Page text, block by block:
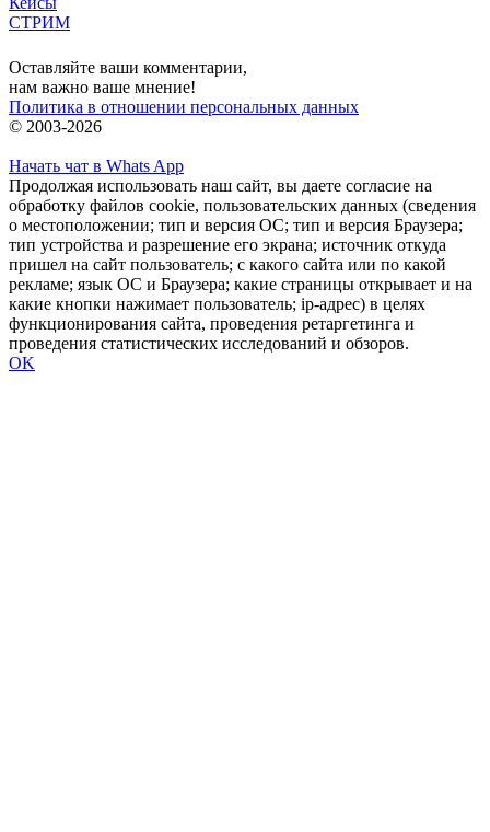
СТРИМ
Оставляйте ваши комментарии,
нам важно ваше мнение!
Политика в отношении персональных данных
© 2003-2026
Начать чат в Whats App
Продолжая использовать наш сайт, вы даете согласие на
обработку файлов cookie, пользовательских данных (сведения
о местоположении; тип и версия ОС; тип и версия Браузера;
тип устройства и разрешение его экрана; источник откуда
пришел на сайт пользователь; с какого сайта или по какой
рекламе; язык ОС и Браузера; какие страницы открывает и на
какие кнопки нажимает пользователь; ip-адрес) в целях
функционирования сайта, проведения ретаргетинга и
проведения статистических исследований и обзоров.
OK